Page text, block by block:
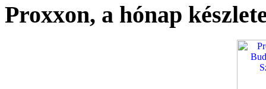
Proxxon, a hónap